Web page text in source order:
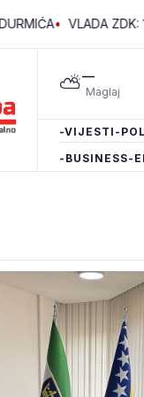
VLADA ZDK: 150.000
⛅—
-VIJESTI -
-BUSINESS-